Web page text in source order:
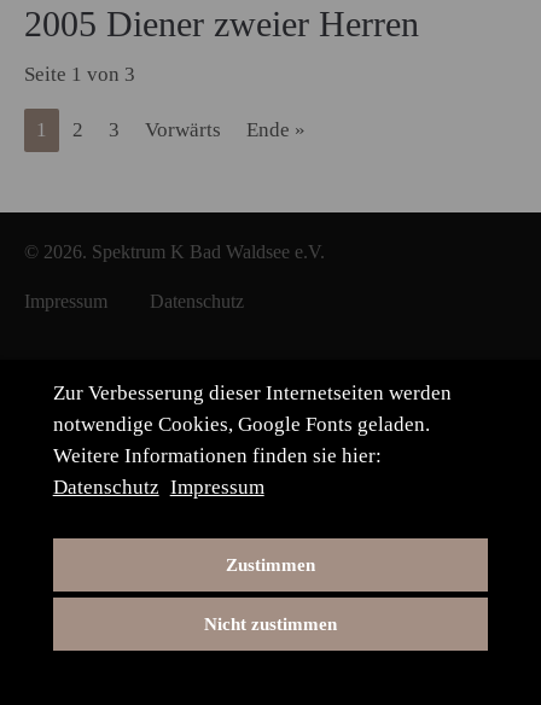
2005 Diener zweier Herren
Seite 1 von 3
1 2 3 Vorwärts Ende »
© 2026. Spektrum K Bad Waldsee e.V.
Impressum Datenschutz
Zur Verbesserung dieser Internetseiten werden
notwendige Cookies, Google Fonts geladen.
Weitere Informationen finden sie hier:
Datenschutz Impressum
Zustimmen
Nicht zustimmen